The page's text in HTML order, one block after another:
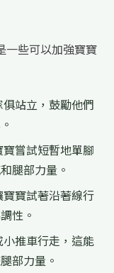
一些可以加強寶寶
站立，鼓勵他們
嘗試短暫地單腳
腿部力量。
寶試著沿著線行
性。
推車行走，這能
部力量。